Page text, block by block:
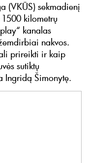
(VKŪS) sekmadienį
kilometrų
kanalas
nakvos.
prireikti ir kaip
sutiktų
Ingridą Šimonytę.